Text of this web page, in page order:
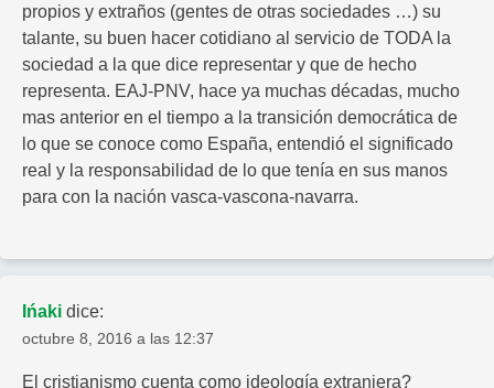
propios y extraños (gentes de otras sociedades …) su
talante, su buen hacer cotidiano al servicio de TODA la
sociedad a la que dice representar y que de hecho
representa. EAJ-PNV, hace ya muchas décadas, mucho
mas anterior en el tiempo a la transición democrática de
lo que se conoce como España, entendió el significado
real y la responsabilidad de lo que tenía en sus manos
para con la nación vasca-vascona-navarra.
Ińaki dice:
octubre 8, 2016 a las 12:37
El cristianismo cuenta como ideología extranjera?